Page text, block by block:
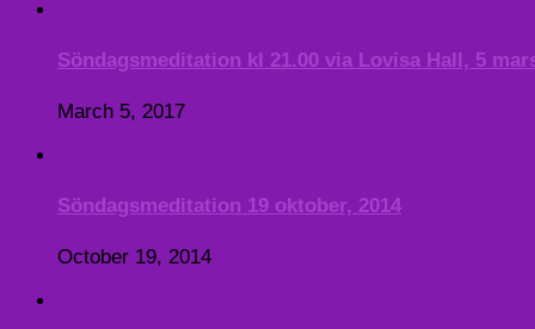
Söndagsmeditation kl 21.00 via Lovisa Hall, 5
March 5, 2017
Söndagsmeditation 19 oktober, 2014
October 19, 2014